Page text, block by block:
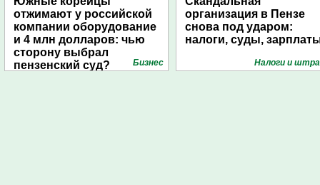
отжимают у российской
компании оборудование
и 4 млн долларов: чью
сторону выбрал
пензенский суд?
Бизнес
организация в Пензе
снова под ударом:
налоги, суды,
Налоги и